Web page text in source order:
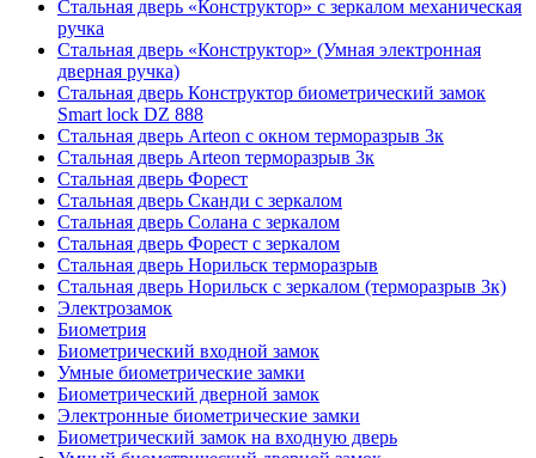
Стальная дверь «Конструктор» с зеркалом механическая
ручка
Стальная дверь «Конструктор» (Умная электронная
дверная ручка)
Стальная дверь Конструктор биометрический замок
Smart lock DZ 888
Стальная дверь Arteon с окном терморазрыв 3к
Стальная дверь Arteon терморазрыв 3к
Стальная дверь Форест
Стальная дверь Сканди с зеркалом
Стальная дверь Солана с зеркалом
Стальная дверь Форест с зеркалом
Стальная дверь Норильск терморазрыв
Стальная дверь Норильск с зеркалом (терморазрыв 3к)
Электрозамок
Биометрия
Биометрический входной замок
Умные биометрические замки
Биометрический дверной замок
Электронные биометрические замки
Биометрический замок на входную дверь